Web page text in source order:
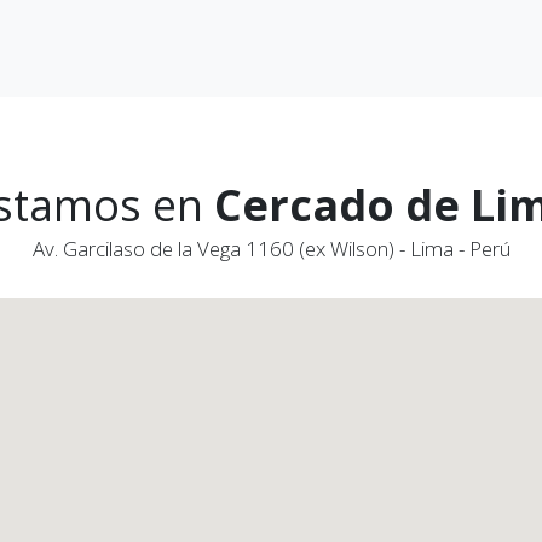
en Cercado de
Av. Garcilaso de la Vega 1160 (ex Wilson) - Lima - Perú